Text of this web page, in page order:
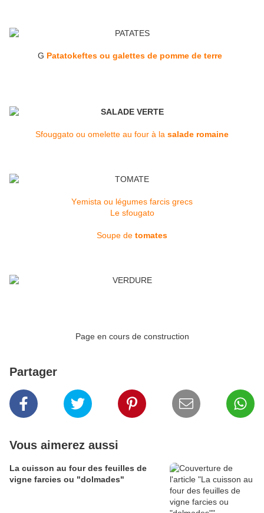
G Patatokeftes ou galettes de pomme de terre
Sfouggato ou omelette au four à la salade romaine
Υemista ou légumes farcis grecs
Le sfougato
Soupe de tomates
Page en cours de construction
Partager
Vous aimerez aussi
La cuisson au four des feuilles de
vigne farcies ou "dolmades"